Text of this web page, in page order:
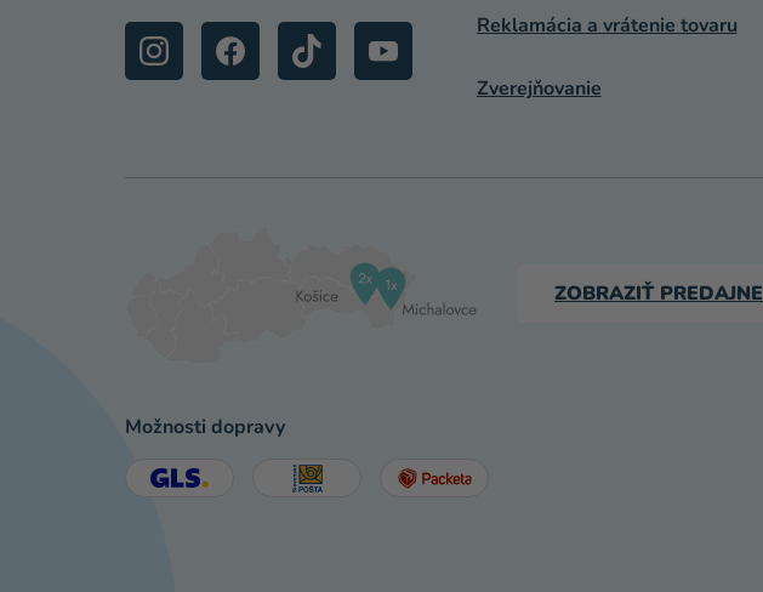
Reklamácia a vrátenie tovaru
Zverejňovanie
ZOBRAZIŤ PREDAJNE
Možnosti dopravy